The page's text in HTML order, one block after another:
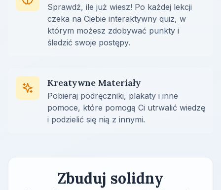
Sprawdź, ile już wiesz! Po każdej lekcji
czeka na Ciebie interaktywny quiz, w
którym możesz zdobywać punkty i
śledzić swoje postępy.
Kreatywne Materiały
Pobieraj podręczniki, plakaty i inne
pomoce, które pomogą Ci utrwalić wiedzę
i podzielić się nią z innymi.
Zbuduj solidny